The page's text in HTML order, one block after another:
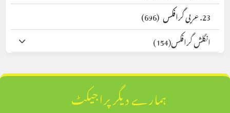
23. عربی گرافکس
(696)
انگلش گرافکس(154)
ہمارے دیگر پراجیکٹ